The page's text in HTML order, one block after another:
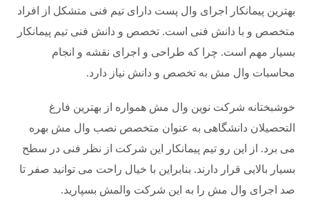
بهترین پیمانکار اجرای وال پست دارای تیم فنی متشکل از افراد
متخصص و با دانش فنی است. تخصص و دانش فنی تیم پیمانکار
بسیار مهم است. چرا که طراحی و اجرای نقشه و انجام
محاسبات وال مش به تخصص و دانش نیاز دارد.
خوشبختانه شرکت نوین وال مش همواره از بهترین فارغ
التحصیلان دانشگاهی به عنوان متخصص نصب وال مش بهره
می برد. از این رو تیم پیمانکار این شرکت از نظر فنی در سطح
بسیار بالایی قرار دارند. بنابراین با خیال راحت می توانید صفر تا
صد اجرای وال مش را به این شرکت والمش بسپارید.